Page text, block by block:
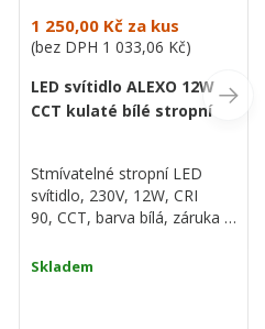
1 250,00 Kčza kus
(bez DPH 1 033,06 Kč)
LED svítidlo ALEXO 12W
CCT kulaté bílé stropní
Stmívatelné stropní LED
svítidlo, 230V, 12W, CRI
90, CCT, barva bílá, záruka 5
Skladem